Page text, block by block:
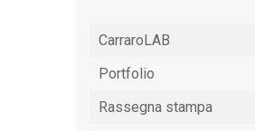
CarraroLAB
Portfolio
Rassegna stampa